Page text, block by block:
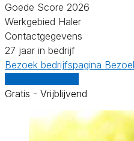
Goede Score 2026
Werkgebied Haler
Contactgegevens
27 jaar in bedrijf
Bezoek bedrijfspagina
Gratis - Vrijblijvend